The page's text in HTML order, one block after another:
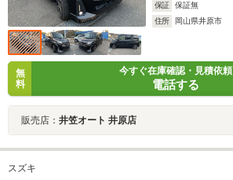
保証
保証無
住所
岡山県井原市
無
料
今すぐ在庫確認・見積依頼
電話する
販売店： 井笠オート 井原店
スズキ